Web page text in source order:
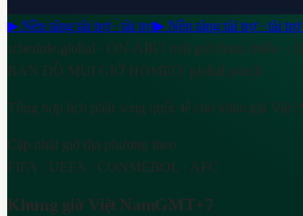
▶ Nền tảng tài trợ · tài trợ▶ Nền tảng tài trợ · tài
schedule.global · ON-AIR3 múi giờ tham chiếu ·
BẢN ĐỒ MÚI GIỜ HOMEO/ global.watch
Tổng hợp lịch phát sóng quốc tế cho khán giả
Cập nhật giờ địa phương theo
FIFA · UEFA · CONMEBOL · AFC
Khung giờ Việt NamGMT+7